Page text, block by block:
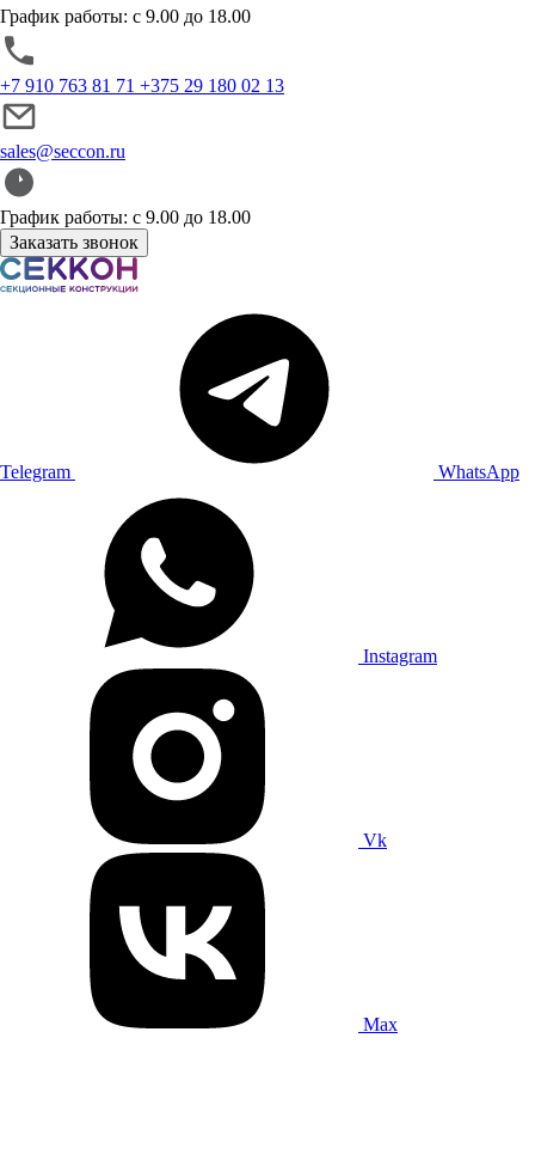
График работы: с 9.00 до 18.00
+7 910 763 81 71 +375 29 180 02 13
sales@seccon.ru
График работы: с 9.00 до 18.00
Заказать звонок
Telegram WhatsApp
Instagram
Vk
Max